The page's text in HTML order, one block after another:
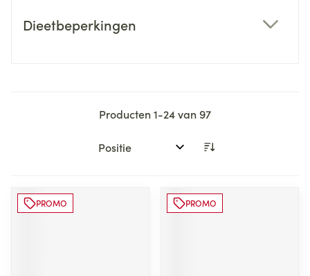
Dieetbeperkingen
Producten1-24van97
Sorteer op:
PROMO PROMO